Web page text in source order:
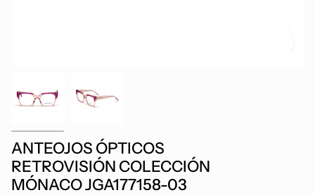
ANTEOJOS ÓPTICOS
RETROVISIÓN COLECCIÓN
MÓNACO JGA177158-03